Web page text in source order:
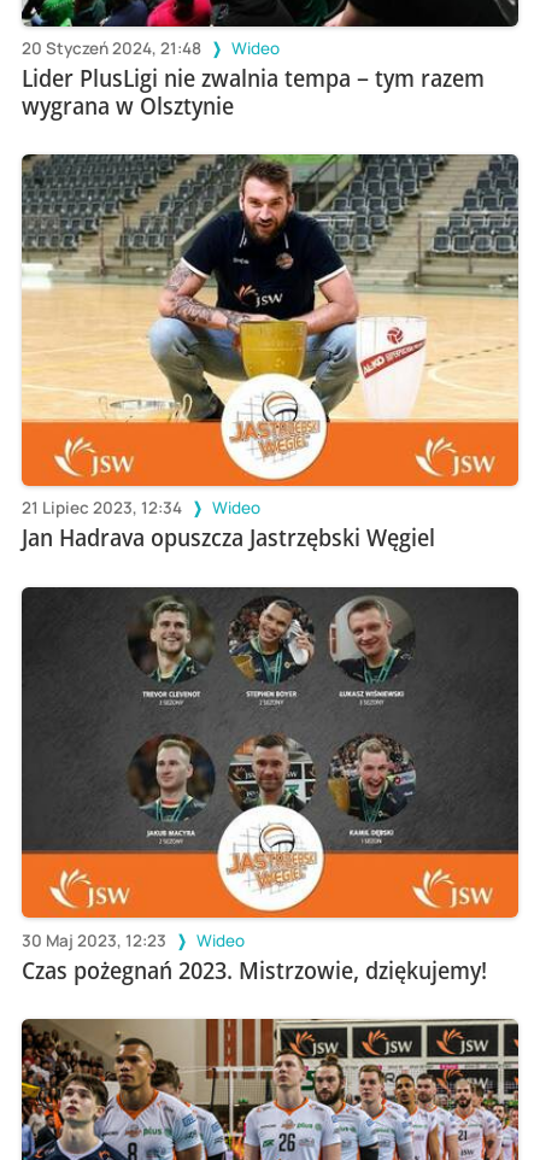
20 Styczeń 2024, 21:48 Wideo
Lider PlusLigi nie zwalnia tempa – tym razem
wygrana w Olsztynie
21 Lipiec 2023, 12:34 Wideo
Jan Hadrava opuszcza Jastrzębski Węgiel
30 Maj 2023, 12:23 Wideo
Czas pożegnań 2023. Mistrzowie, dziękujemy!